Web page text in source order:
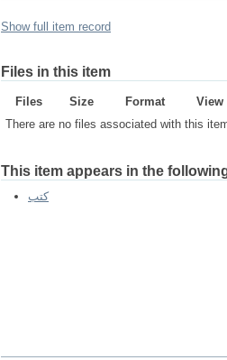
Show full item record
Files in this item
Files Size Format
View
There are no files associated with this
This item appears in the
كتب